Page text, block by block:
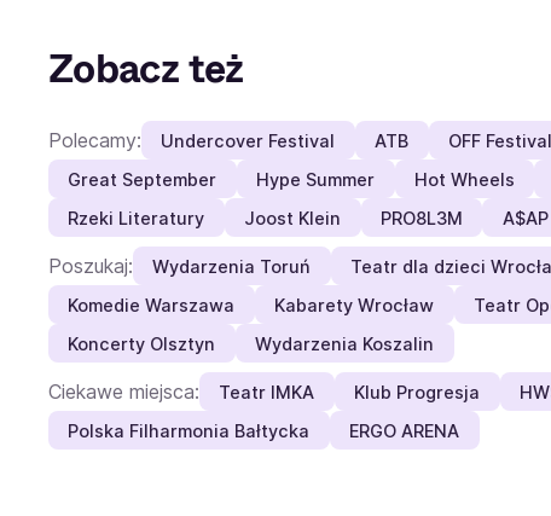
Zobacz też
Polecamy: Undercover Festival ATB OFF Festival
Great September
Hype Summer Hot Wheels
Rzeki Literatury
Joost Klein PRO8L3M
Poszukaj: Wydarzenia Toruń Teatr dla dzieci
Komedie Warszawa
Kabarety Wrocław Teatr
Koncerty Olsztyn
Wydarzenia Koszalin
Ciekawe miejsca: Teatr IMKA Klub Progresja
Polska Filharmonia Bałtycka
ERGO ARENA